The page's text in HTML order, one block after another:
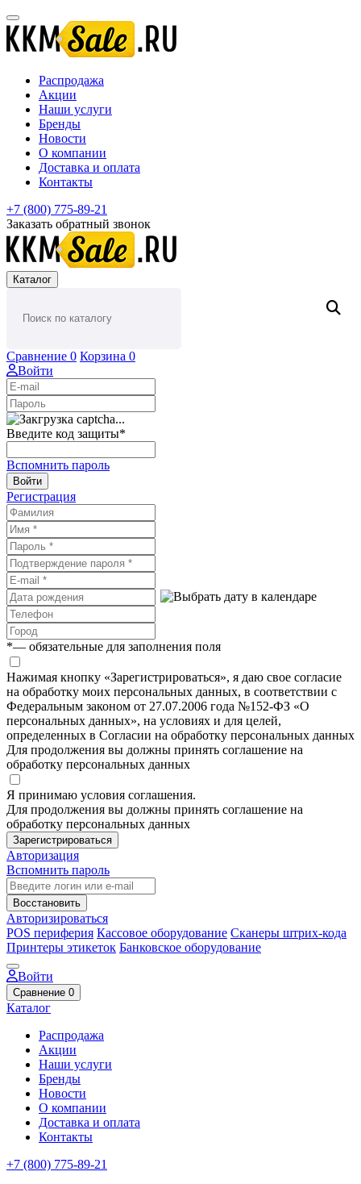
Распродажа
Акции
Наши услуги
Бренды
Новости
О компании
Доставка и оплата
Контакты
+7 (800) 775-89-21
Заказать обратный звонок
Каталог
Сравнение 0 Корзина 0
Войти
Введите код защиты*
Вспомнить пароль
Войти
Регистрация
*— обязательные для заполнения поля
Нажимая кнопку «Зарегистрироваться», я даю свое согласие
на обработку моих персональных данных, в соответствии с
Федеральным законом от 27.07.2006 года №152-ФЗ «О
персональных данных», на условиях и для целей,
определенных в Согласии на обработку персональных данных
Для продолжения вы должны принять соглашение на
обработку персональных данных
Я принимаю условия соглашения.
Для продолжения вы должны принять соглашение на
обработку персональных данных
Зарегистрироваться
Авторизация
Вспомнить пароль
Восстановить
Авторизироваться
POS периферия Кассовое оборудование Сканеры штрих-кода
Принтеры этикеток Банковское оборудование
Войти
Сравнение 0
Каталог
Распродажа
Акции
Наши услуги
Бренды
Новости
О компании
Доставка и оплата
Контакты
+7 (800) 775-89-21